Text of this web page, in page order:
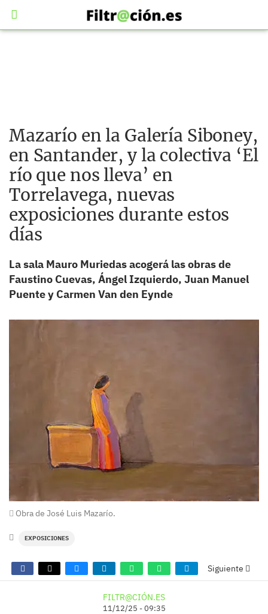
Mazarío en la Galería Siboney,
en Santander, y la colectiva ‘El
río que nos lleva’ en
Torrelavega, nuevas
exposiciones durante estos
días
La sala Mauro Muriedas acogerá las obras de
Faustino Cuevas, Ángel Izquierdo, Juan Manuel
Puente y Carmen Van den Eynde
Obra de José Luis Mazarío.
EXPOSICIONES
Siguiente
FILTR@CIÓN.ES
11/12/25 - 09:35